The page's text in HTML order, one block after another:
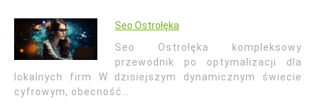
Seo Ostrołęka
Seo Ostrołęka kompleksowy
przewodnik po optymalizacji dla
lokalnych firm W dzisiejszym dynamicznym świecie
cyfrowym, obecność…